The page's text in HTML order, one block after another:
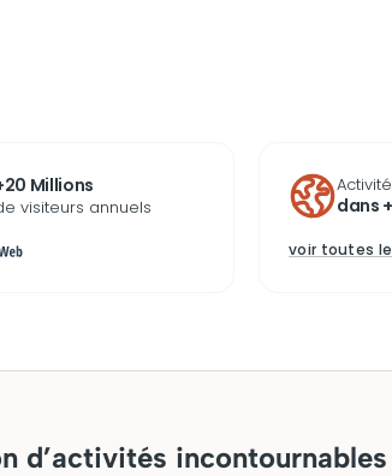
Millions
visiteurs annuels dans
voir toutes
d’activités